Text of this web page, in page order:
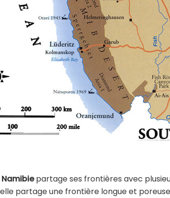
Namibiepartage ses frontières avec
partage une frontière longue et